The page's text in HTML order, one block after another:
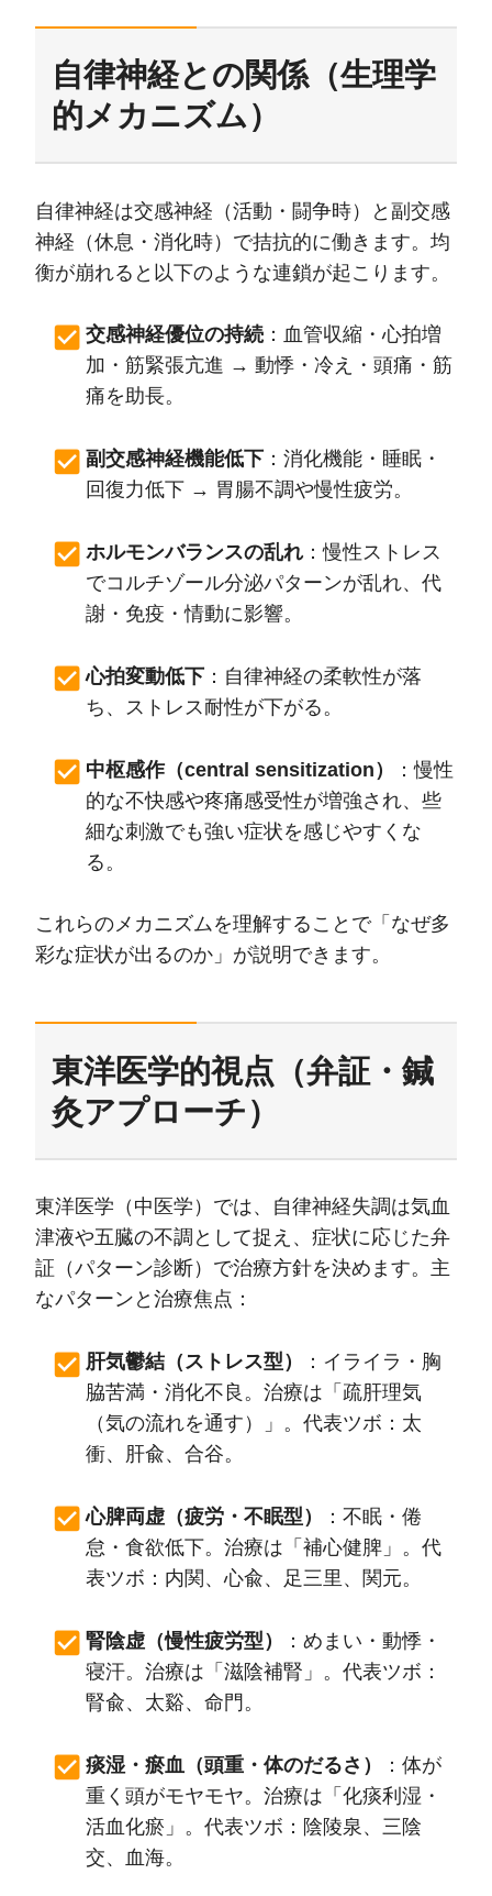
自律神経との関係（生理学
的メカニズム）
自律神経は交感神経（活動・闘争時）と副交感
神経（休息・消化時）で拮抗的に働きます。均
衡が崩れると以下のような連鎖が起こります。
交感神経優位の持続 ：血管収縮・心拍増
加・筋緊張亢進 → 動悸・冷え・頭痛・筋
痛を助長。
副交感神経機能低下 ：消化機能・睡眠・
回復力低下 → 胃腸不調や慢性疲労。
ホルモンバランスの乱れ ：慢性ストレス
でコルチゾール分泌パターンが乱れ、代
謝・免疫・情動に影響。
心拍変動低下 ：自律神経の柔軟性が落
ち、ストレス耐性が下がる。
中枢感作（central sensitization）
：慢性
的な不快感や疼痛感受性が増強され、些
細な刺激でも強い症状を感じやすくな
る。
これらのメカニズムを理解することで「なぜ多
彩な症状が出るのか」が説明できます。
東洋医学的視点（弁証・鍼
灸アプローチ）
東洋医学（中医学）では、自律神経失調は気血
津液や五臓の不調として捉え、症状に応じた弁
証（パターン診断）で治療方針を決めます。主
なパターンと治療焦点：
肝気鬱結（ストレス型）
：イライラ・胸
脇苦満・消化不良。治療は「疏肝理気
（気の流れを通す）」。代表ツボ：太
衝、肝兪、合谷。
心脾両虚（疲労・不眠型）
：不眠・倦
怠・食欲低下。治療は「補心健脾」。代
表ツボ：内関、心兪、足三里、関元。
腎陰虚（慢性疲労型）
：めまい・動悸・
寝汗。治療は「滋陰補腎」。代表ツボ：
腎兪、太谿、命門。
痰湿・瘀血（頭重・体のだるさ）
：体が
重く頭がモヤモヤ。治療は「化痰利湿・
活血化瘀」。代表ツボ：陰陵泉、三陰
交、血海。